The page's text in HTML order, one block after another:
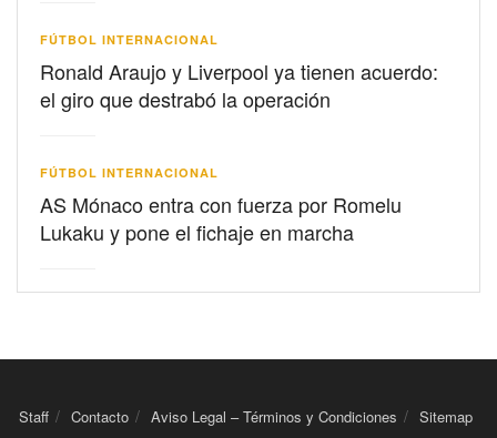
FÚTBOL INTERNACIONAL
Ronald Araujo y Liverpool ya tienen acuerdo:
el giro que destrabó la operación
FÚTBOL INTERNACIONAL
AS Mónaco entra con fuerza por Romelu
Lukaku y pone el fichaje en marcha
Staff Contacto Aviso Legal – Términos y Condiciones Sitemap